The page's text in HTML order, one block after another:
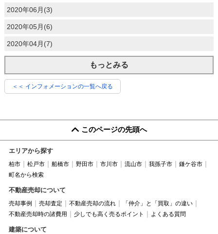
2020年06月(3)
2020年05月(6)
2020年04月(7)
もっとみる
＜＜ インフォメーションの一覧へ戻る
このページの先頭へ
エリアから探す
柏市 松戸市 船橋市 野田市 市川市 流山市 我孫子市
鎌ケ谷市
町名から検索
不動産売却について
売却事例 売却査定 不動産売却の流れ
「仲介」と「買取」の違い
不動産売却時の諸費用
少しでも高く売るポイント よくある質問
建築について